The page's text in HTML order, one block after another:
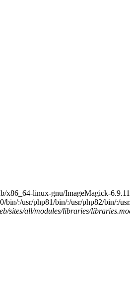
x86_64-linux-gnu/ImageMagick-
:/usr/php81/bin/:/usr/php82/bin/:/
sites/all/modules/libraries/